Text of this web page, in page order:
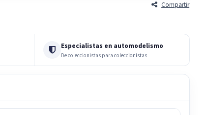
Compartir
Especialistas en automodelismo
De coleccionistas para coleccionistas